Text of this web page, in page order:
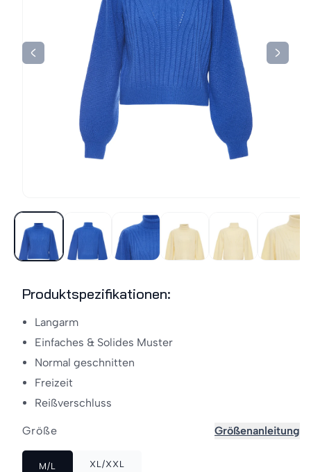
Produktspezifikationen:
Langarm
Einfaches & Solides Muster
Normal geschnitten
Freizeit
Reißverschluss
Größe Größenanleitung
M/L XL/XXL